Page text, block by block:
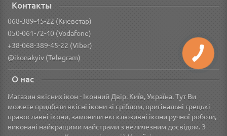
Контакты
068-389-45-22 (Киевстар)
050-061-72-40 (Vodafone)
+38-068-389-45-22 (Viber)
@ikonakyiv (Telegram)
О нас
Магазин якісних ікон - Іконний Двір. Київ, Україна. Тут Ви
можете придбати якісні ікони зі сріблом, оригінальні грецькі
православні ікони, замовити ексклюзивні ікони ручної роботи,
виконані найкращими майстрами з величезним досвідом. З